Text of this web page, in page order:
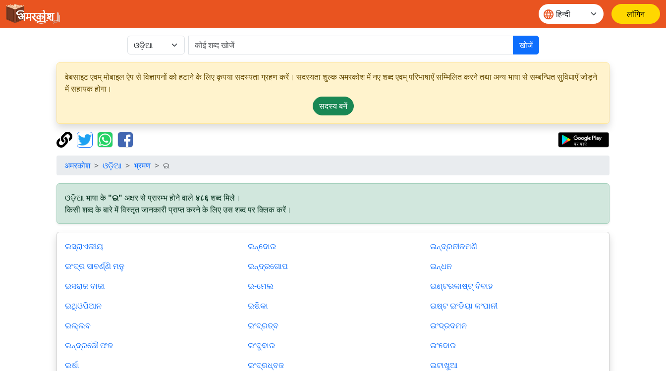
लॉगिन
खोजें
वेबसाइट एवम् मोबाइल ऐप से विज्ञापनों को हटाने के लिए कृपया सदस्यता ग्रहण करें। सदस्यता शुल्क अमरकोश में नए शब्द एवम् परिभाषाएँ सम्मिलित करने तथा अन्य भाषा से सम्बन्धित सुविधाएँ जोड़ने
में सहायक होगा।
सदस्य बनें
अमरकोश ଓଡ଼ିଆ भ्रमण ଇ
ଓଡ଼ିଆ भाषा के "ଇ" अक्षर से प्रारम्भ होने वाले ४८६शब्द मिले।
किसी शब्द के बारे में विस्तृत जानकारी प्राप्त करने के लिए उस शब्द पर क्लिक करें।
ଇସ୍ରାଏଲୀୟ
ଇଂଦ୍ର ସାବର୍ଣ୍ଣି ମନୁ
ଇସରାଜ ବାଜା
ଇଥିଓପିଆନ
ଇଲ୍ଲବ
ଇନ୍ଦ୍ରଜୌ ଫଳ
ଇର୍ଷା
ଇନ୍ଦୋର
ଇନ୍ଦ୍ରଗୋପ
ଇ-ମେଲ
ଇଷିକା
ଇଂଦ୍ରତ୍ବ
ଇଂଦୁବାର
ଇଂଦ୍ରଧ୍ବଜ
ଇନ୍ଦ୍ରନୀଳମଣି
ଇନ୍ଧନ
ଇଣ୍ଟରକାଷ୍ଟ୍ ବିବାହ
ଇଷ୍ଟ ଇଂଡିୟା କଂପାନୀ
ଇଂଦ୍ରଦମନ
ଇଂଦୋର
ଇଟାଖୁଆ